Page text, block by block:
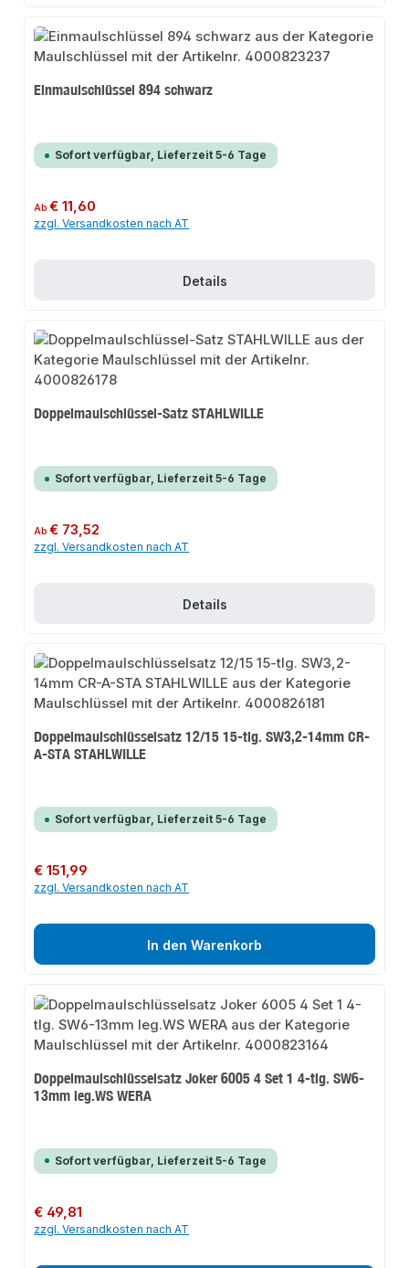
Einmaulschlüssel 894 schwarz
Sofort verfügbar, Lieferzeit 5-6 Tage
Regulärer Preis:
Ab€ 11,60
zzgl. Versandkosten nach AT
Details
Doppelmaulschlüssel-Satz STAHLWILLE
Sofort verfügbar, Lieferzeit 5-6 Tage
Regulärer Preis:
Ab€ 73,52
zzgl. Versandkosten nach AT
Details
Doppelmaulschlüsselsatz 12/15 15-tlg. SW3,2-14mm CR-
A-STA STAHLWILLE
Sofort verfügbar, Lieferzeit 5-6 Tage
Regulärer Preis:
€ 151,99
zzgl. Versandkosten nach AT
In den Warenkorb
Doppelmaulschlüsselsatz Joker 6005 4 Set 1 4-tlg. SW6-
13mm leg.WS WERA
Sofort verfügbar, Lieferzeit 5-6 Tage
Regulärer Preis:
€ 49,81
zzgl. Versandkosten nach AT